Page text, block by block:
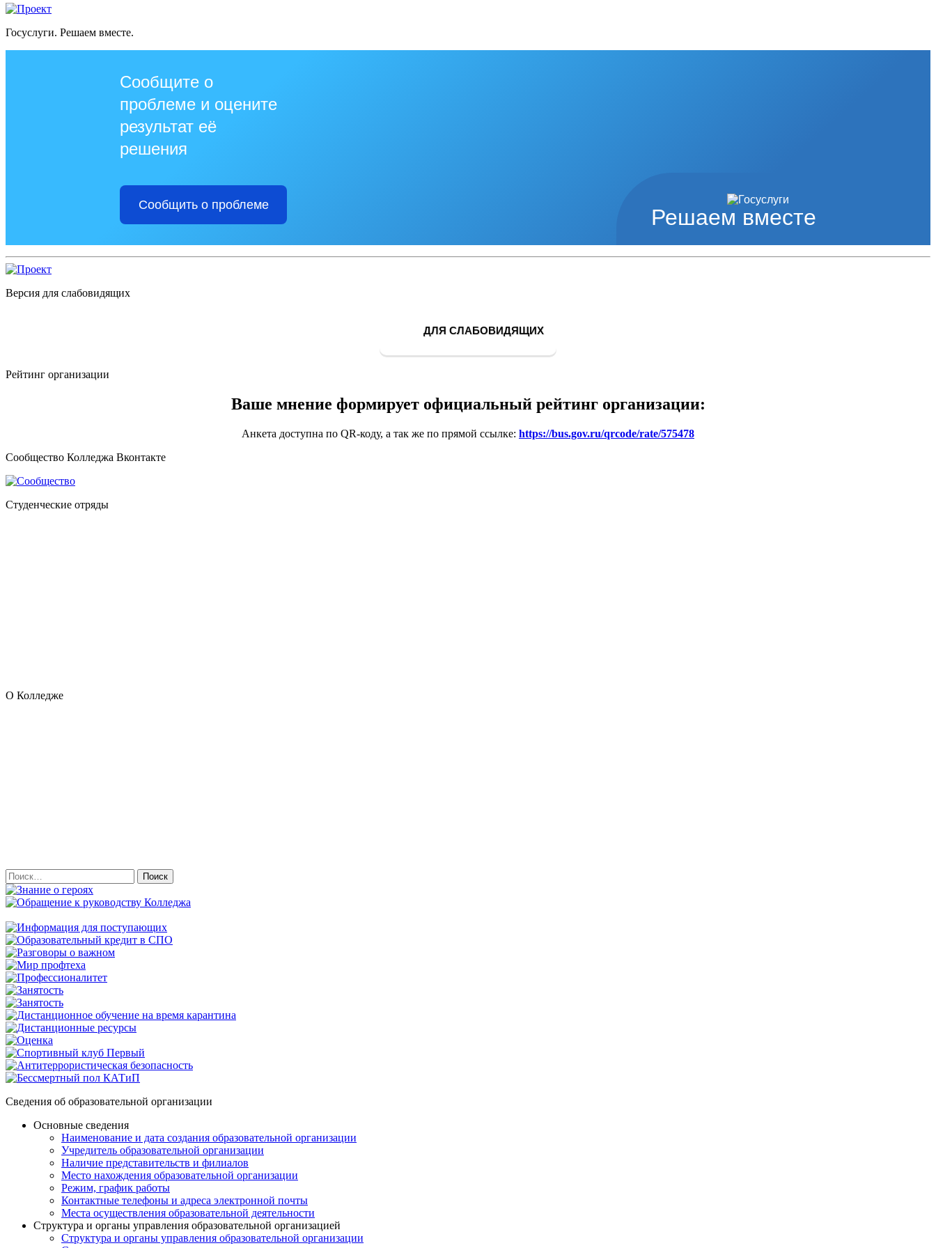
Госуслуги. Решаем вместе.
Решаем вместе
Сообщите о
проблеме и оцените
результат её
решения
Сообщить о проблеме
Версия для слабовидящих
ДЛЯ СЛАБОВИДЯЩИХ
Рейтинг организации
Ваше мнение формирует официальный рейтинг организации:
Анкета доступна по QR-коду, а так же по прямой ссылке: https://bus.gov.ru/qrcode/rate/575478
Сообщество Колледжа Вконтакте
Студенческие отряды
О Колледже
Найти:
Сведения об образовательной организации
Основные сведения
Наименование и дата создания образовательной организации
Учредитель образовательной организации
Наличие представительств и филиалов
Место нахождения образовательной организации
Режим, график работы
Контактные телефоны и адреса электронной почты
Места осуществления образовательной деятельности
Структура и органы управления образовательной организацией
Структура и органы управления образовательной организации